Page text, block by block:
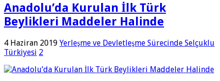
Anadolu’da Kurulan İlk Türk
Beylikleri Maddeler Halinde
4 Haziran 2019 Yerleşme ve Devletleşme Sürecinde Selçuklu
Türkiyesi 2